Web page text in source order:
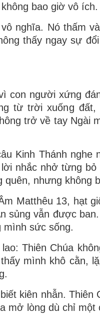
bao giờ vô ích.
nghĩa. Nó thấm
thấy ngay sự
con người xứng
từ trời xuống
trở về tay Ngài
Kinh Thánh nghe
nhắc nhở từng
nhưng không
Matthêu 13, hạt
sủng vẫn được
mình sức sống.
Thiên Chúa
mình khô cằn,
ết kiên nhẫn. Thiên
mở lòng dù chỉ